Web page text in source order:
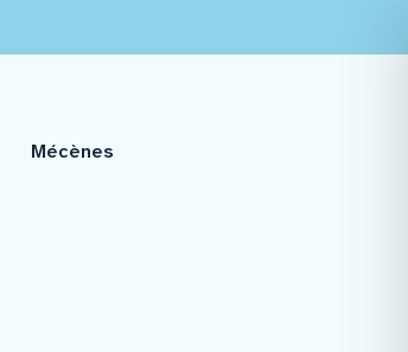
Mécènes